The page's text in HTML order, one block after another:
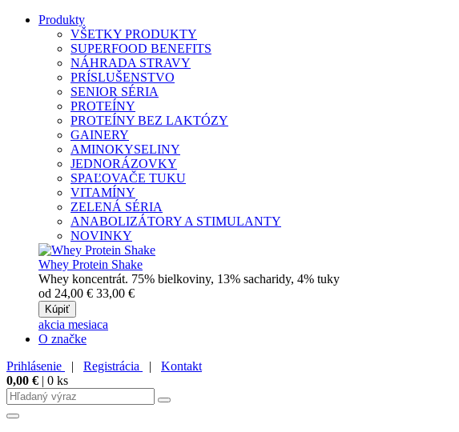
Produkty
VŠETKY PRODUKTY
SUPERFOOD BENEFITS
NÁHRADA STRAVY
PRÍSLUŠENSTVO
SENIOR SÉRIA
PROTEÍNY
PROTEÍNY BEZ LAKTÓZY
GAINERY
AMINOKYSELINY
JEDNORÁZOVKY
SPAĽOVAČE TUKU
VITAMÍNY
ZELENÁ SÉRIA
ANABOLIZÁTORY A STIMULANTY
NOVINKY
Whey Protein Shake
Whey koncentrát. 75% bielkoviny, 13% sacharidy, 4% tuky
od 24,00 € 33,00 €
Kúpiť
akcia mesiaca
O značke
Prihlásenie
| Registrácia |
Kontakt
0,00 € | 0 ks